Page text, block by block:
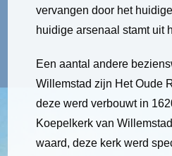
vervangen door het
huidige arsenaal stamt uit
Een aantal andere
Willemstad zijn Het Oude
deze werd verbouwt in
Koepelkerk van
waard, deze kerk werd